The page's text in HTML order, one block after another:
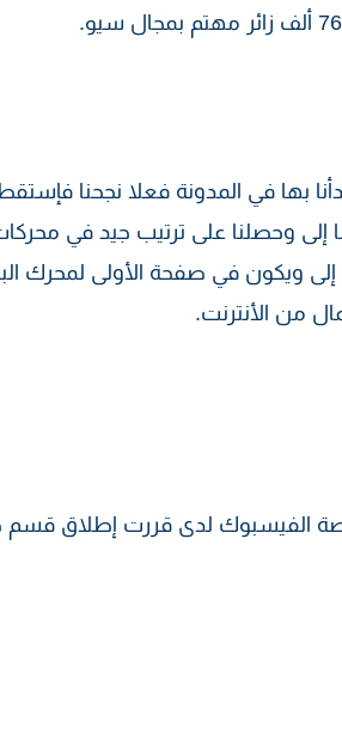
بها في المدونة فعلا نجحنا
إلى وحصلنا على ترتيب جيد في
ويكون في صفحة الأولى لمحرك
من الأنترنت.
الفيسبوك لدى قررت إطلاق